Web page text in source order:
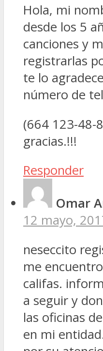
Hola, mi
desde los 5
canciones y
registrarlas
te lo
número de
(664 123-48-
gracias.!!!
Responder
Omar
12 mayo,
neseccito
me
califas.
a seguir y
las oficinas
en mi